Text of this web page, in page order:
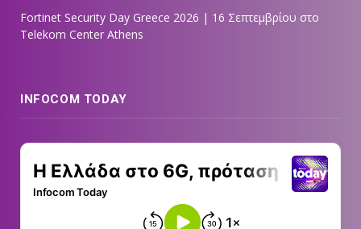
Fortinet Security Day Greece 2026 | 16 Σεπτεμβρίου στο
Telekom Center Athens
INFOCOM TODAY